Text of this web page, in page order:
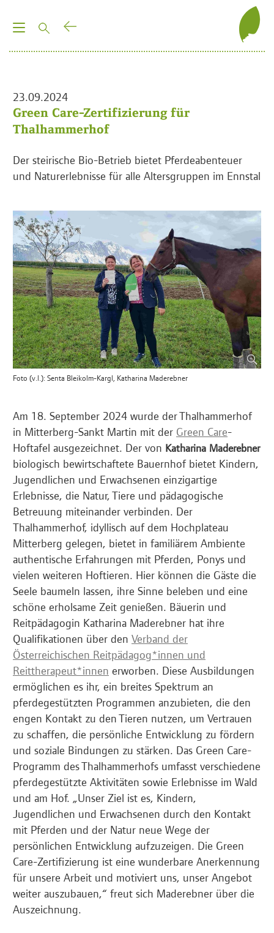
T
l
e
n
v
t
o
n
23.09.2024
Green Care-Zertifizierung für
Thalhammerhof
Der steirische Bio-Betrieb bietet Pferdeabenteuer
und Naturerlebnisse für alle Altersgruppen im Ennstal
Foto (v.l.): Senta Bleikolm-Kargl, Katharina Maderebner
Am 18. September 2024 wurde der Thalhammerhof
in Mitterberg-Sankt Martin mit der Green Care-
Hoftafel ausgezeichnet. Der von Katharina Maderebner
biologisch bewirtschaftete Bauernhof bietet Kindern,
Jugendlichen und Erwachsenen einzigartige
Erlebnisse, die Natur, Tiere und pädagogische
Betreuung miteinander verbinden. Der
Thalhammerhof, idyllisch auf dem Hochplateau
Mitterberg gelegen, bietet in familiärem Ambiente
authentische Erfahrungen mit Pferden, Ponys und
vielen weiteren Hoftieren. Hier können die Gäste die
Seele baumeln lassen, ihre Sinne beleben und eine
schöne erholsame Zeit genießen. Bäuerin und
Reitpädagogin Katharina Maderebner hat ihre
Qualifikationen über den Verband der
Österreichischen Reitpädagog*innen und
Reittherapeut*innen erworben. Diese Ausbildungen
ermöglichen es ihr, ein breites Spektrum an
pferdegestützten Programmen anzubieten, die den
engen Kontakt zu den Tieren nutzen, um Vertrauen
zu schaffen, die persönliche Entwicklung zu fördern
und soziale Bindungen zu stärken. Das Green Care-
Programm des Thalhammerhofs umfasst verschiedene
pferdegestützte Aktivitäten sowie Erlebnisse im Wald
und am Hof. „Unser Ziel ist es, Kindern,
Jugendlichen und Erwachsenen durch den Kontakt
mit Pferden und der Natur neue Wege der
persönlichen Entwicklung aufzuzeigen. Die Green
Care-Zertifizierung ist eine wunderbare Anerkennung
für unsere Arbeit und motiviert uns, unser Angebot
weiter auszubauen,“ freut sich Maderebner über die
Auszeichnung.